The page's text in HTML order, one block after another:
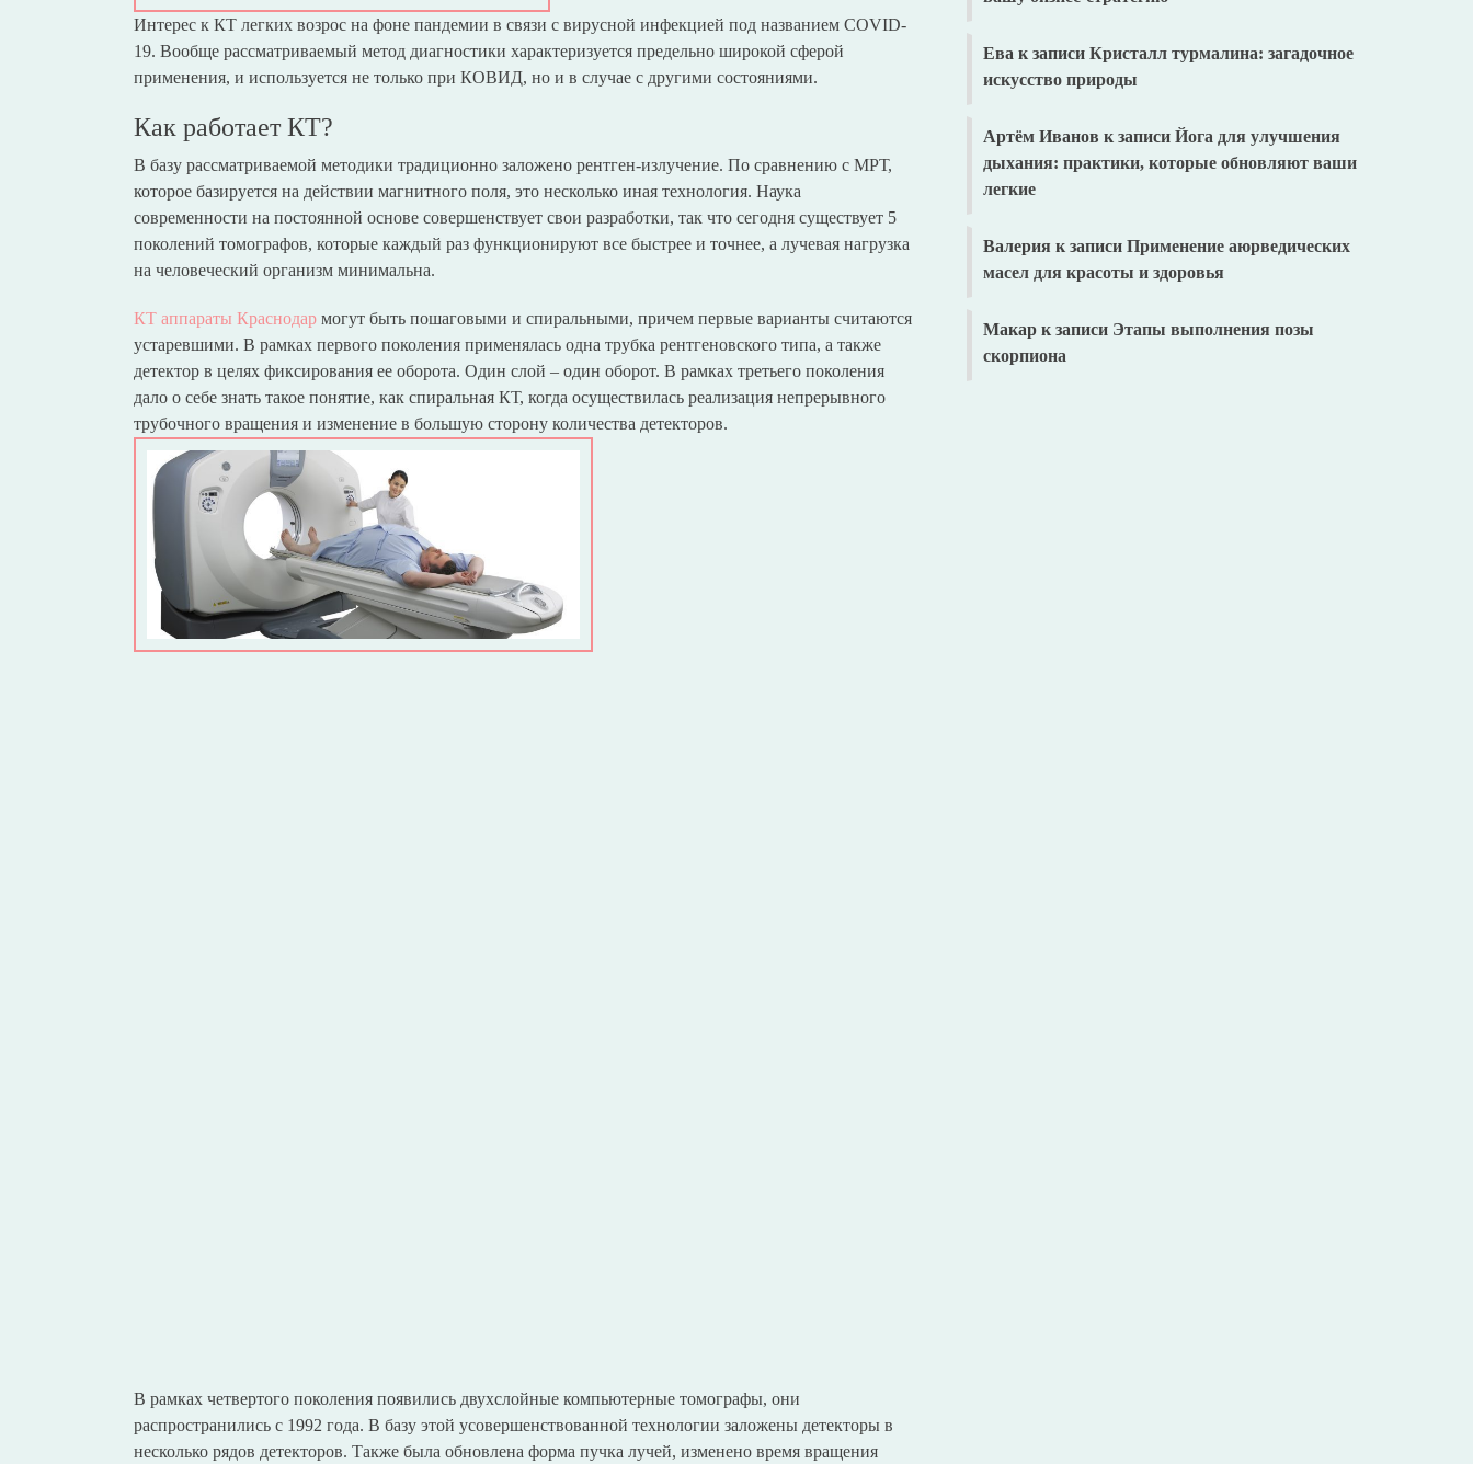
Интерес к КТ легких возрос на фоне пандемии в связи с вирусной инфекцией под названием COVID-
19. Вообще рассматриваемый метод диагностики характеризуется предельно широкой сферой
применения, и используется не только при КОВИД, но и в случае с другими состояниями.
Как работает КТ?
В базу рассматриваемой методики традиционно заложено рентген-излучение. По сравнению с МРТ,
которое базируется на действии магнитного поля, это несколько иная технология. Наука
современности на постоянной основе совершенствует свои разработки, так что сегодня существует 5
поколений томографов, которые каждый раз функционируют все быстрее и точнее, а лучевая нагрузка
на человеческий организм минимальна.
КТ аппараты Краснодар могут быть пошаговыми и спиральными, причем первые варианты считаются
устаревшими. В рамках первого поколения применялась одна трубка рентгеновского типа, а также
детектор в целях фиксирования ее оборота. Один слой – один оборот. В рамках третьего поколения
дало о себе знать такое понятие, как спиральная КТ, когда осуществилась реализация непрерывного
трубочного вращения и изменение в большую сторону количества детекторов.
В рамках четвертого поколения появились двухслойные компьютерные томографы, они
распространились с 1992 года. В базу этой усовершенствованной технологии заложены детекторы в
несколько рядов детекторов. Также была обновлена форма пучка лучей, изменено время вращения
Ева к записи Кристалл турмалина: загадочное
искусство природы
Артём Иванов к записи Йога для улучшения
дыхания: практики, которые обновляют ваши
легкие
Валерия к записи Применение аюрведических
масел для красоты и здоровья
Макар к записи Этапы выполнения позы
скорпиона